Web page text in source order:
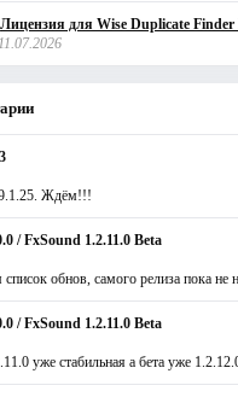
Лицензия для Wise Duplicate Finder
11.07.2026
Ждём!!!
/ FxSound 1.2.11.0 Beta
список обнов, самого релиза пока не
/ FxSound 1.2.11.0 Beta
уже стабильная а бета уже